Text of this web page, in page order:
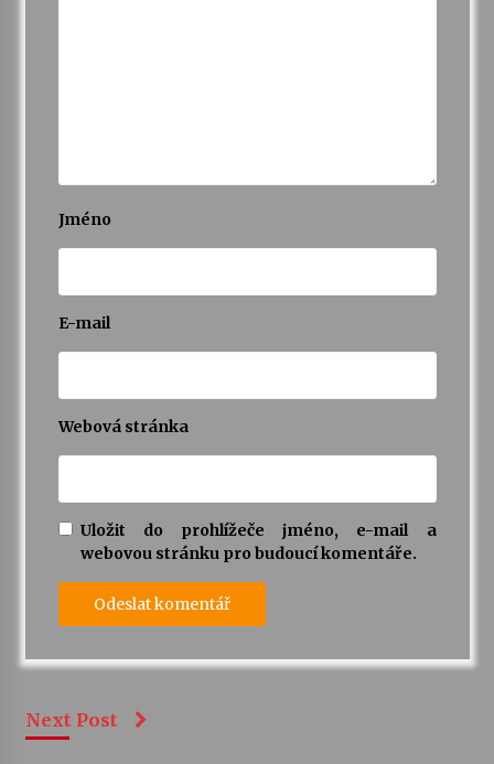
Jméno
E-mail
Webová stránka
Uložit do prohlížeče jméno, e-mail a
webovou stránku pro budoucí komentáře.
Next Post